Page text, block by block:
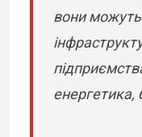
вони
енергетика,